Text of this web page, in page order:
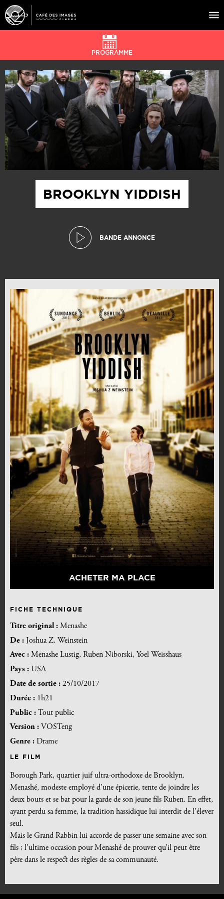
À L’AFFICHE
ÉVÉNEMENTS
CAFÉ DU CINÉ
PRATIQUE
ÉDUCATION AUX IMAGES
BROOKLYN YIDDISH
BANDE ANNONCE
ACHETER MA PLACE
FICHE TECHNIQUE
Titre original : Menashe
De : Joshua Z. Weinstein
Avec : Menashe Lustig, Ruben Niborski, Yoel Weisshaus
Pays : USA
Date de sortie : 25/10/2017
Durée : 1h21
Public : Tout public
Version : VOSTeng
Genre : Drame
LE FILM
Borough Park, quartier juif ultra-orthodoxe de Brooklyn.
Menashé, modeste employé d’une épicerie, tente de joindre les
deux bouts et se bat pour la garde de son jeune fils Ruben. En effet,
ayant perdu sa femme, la tradition hassidique lui interdit de l’élever
seul.
Mais le Grand Rabbin lui accorde de passer une semaine avec son
fils ; l’ultime occasion pour Menashé de prouver qu’il peut être
père dans le respect des règles de sa communauté.
PROGRAMME